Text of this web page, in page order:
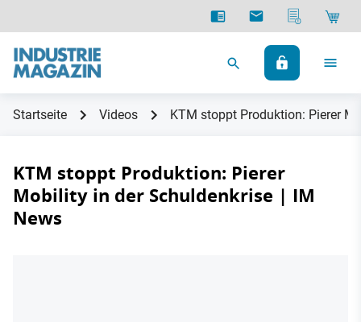
Startseite Videos KTM stoppt Produktion: Pierer
KTM stoppt Produktion: Pierer
Mobility in der Schuldenkrise | IM
News